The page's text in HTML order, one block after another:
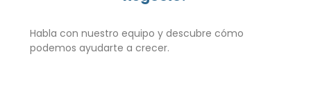
Habla con nuestro equipo y descubre cómo
podemos ayudarte a crecer.